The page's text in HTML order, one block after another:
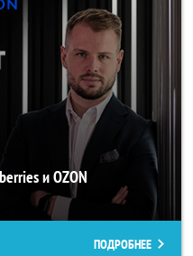
и OZON
ПОДРОБНЕЕ